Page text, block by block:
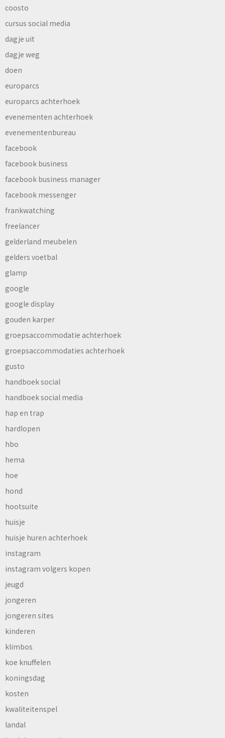
coosto
cursus social media
dagje uit
dagje weg
doen
europarcs
europarcs achterhoek
evenementen achterhoek
evenementenbureau
facebook
facebook business
facebook business manager
facebook messenger
frankwatching
freelancer
gelderland meubelen
gelders voetbal
glamp
google
google display
gouden karper
groepsaccommodatie achterhoek
groepsaccommodaties achterhoek
gusto
handboek social
handboek social media
hap en trap
hardlopen
hbo
hema
hoe
hond
hootsuite
huisje
huisje huren achterhoek
instagram
instagram volgers kopen
jeugd
jongeren
jongeren sites
kinderen
klimbos
koe knuffelen
koningsdag
kosten
kwaliteitenspel
landal